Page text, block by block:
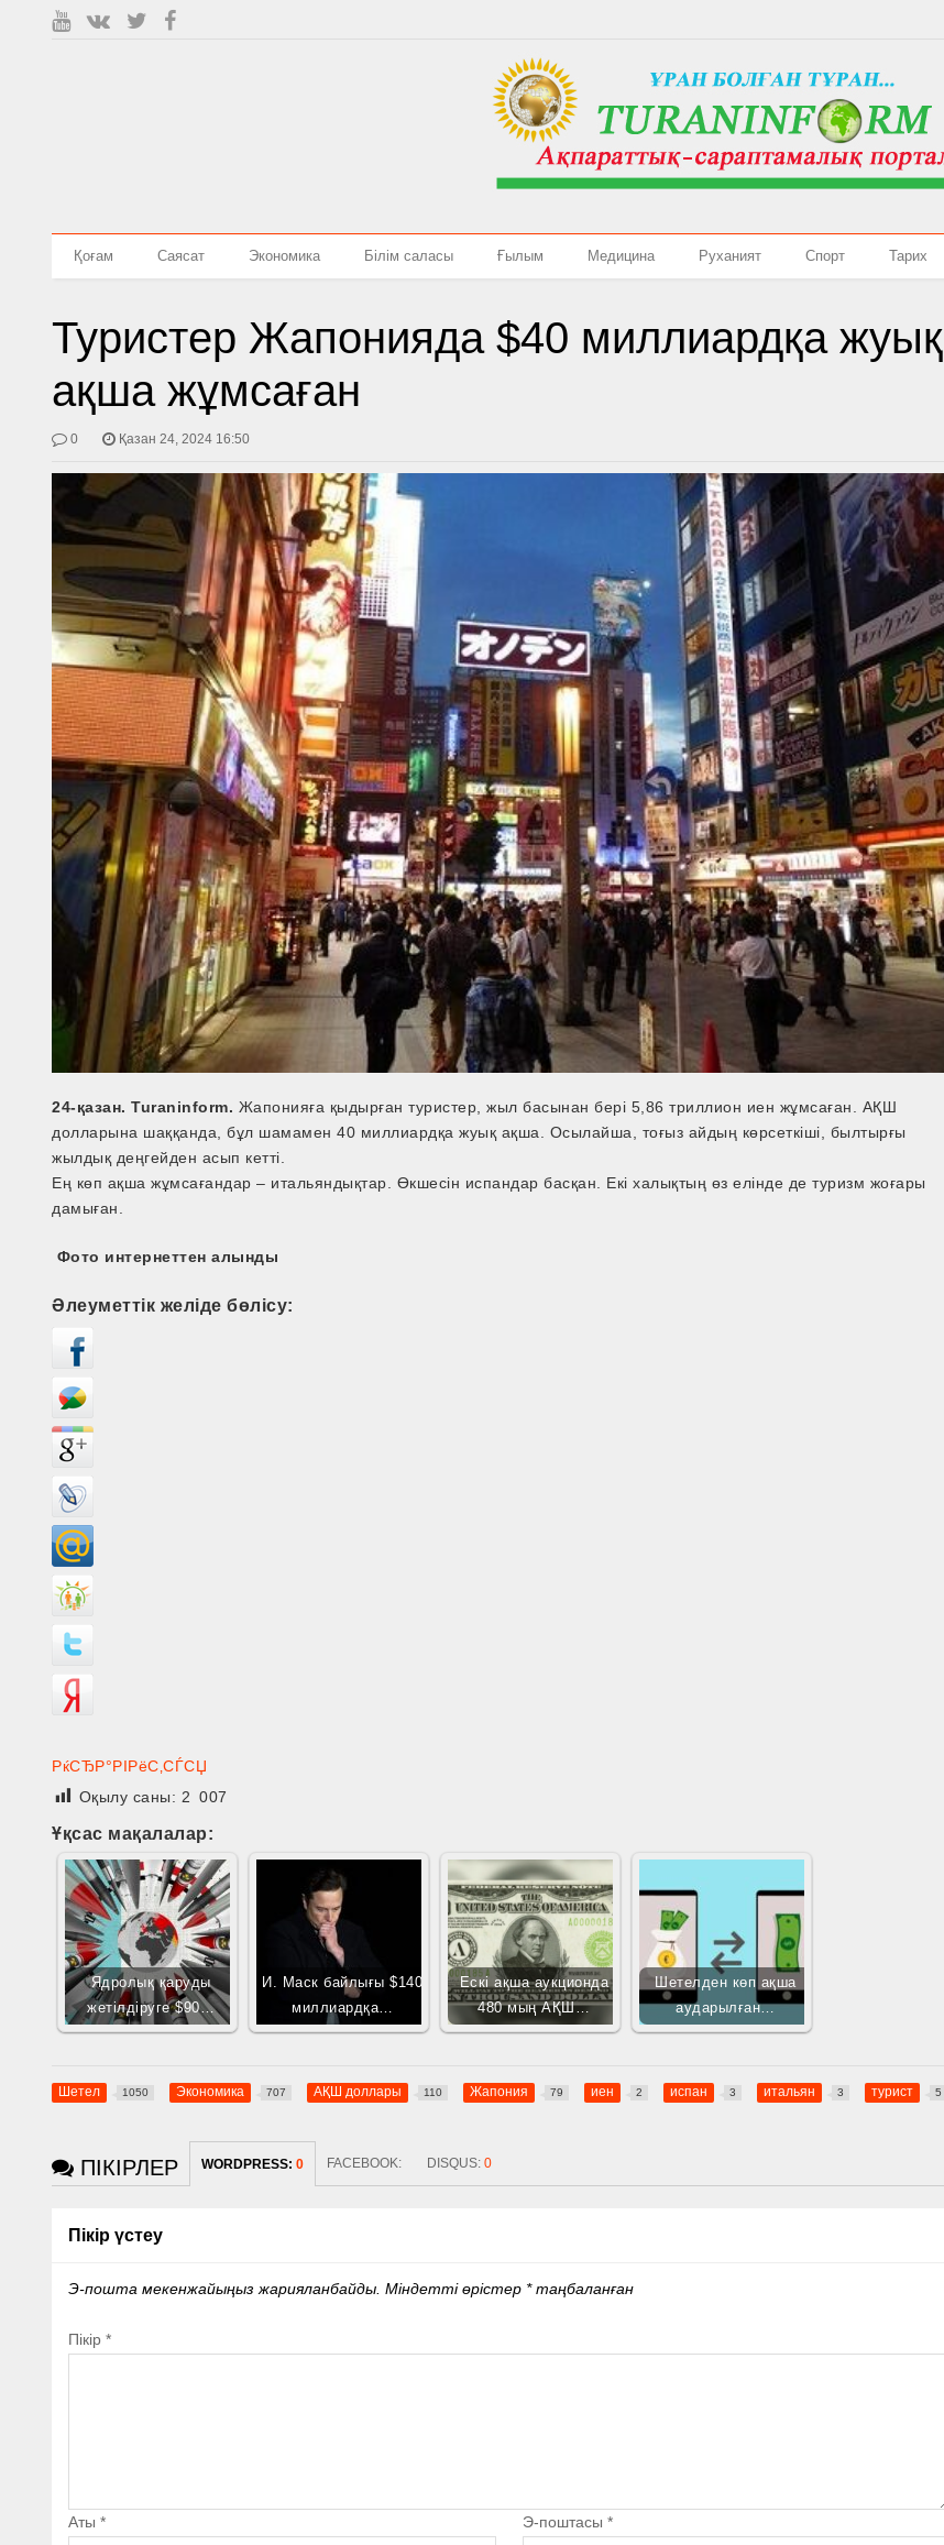
Қоғам Саясат Экономика Білім саласы Ғылым Медицина Руханият Спорт Тарих
Туристер Жапонияда $40 миллиардқа жуық
ақша жұмсаған
0 Қазан 24, 2024 16:50
24-қазан. Turaninform. Жапонияға қыдырған туристер, жыл басынан бері 5,86 триллион иен жұмсаған. АҚШ
долларына шаққанда, бұл шамамен 40 миллиардқа жуық ақша. Осылайша, тоғыз айдың көрсеткіші, былтырғы
жылдық деңгейден асып кетті.
Ең көп ақша жұмсағандар – итальяндықтар. Өкшесін испандар басқан. Екі халықтың өз елінде де туризм жоғары
дамыған.
Фото интернеттен алынды
Әлеуметтік желіде бөлісу:
РќСЂР°РІРёС‚СЃСЏ
Оқылу саны: 2 007
Ұқсас мақалалар:
Ядролық қаруды
жетілдіруге $90…
И. Маск байлығы $140
миллиардқа…
Ескі ақша аукционда
480 мың АҚШ…
Шетелден көп ақша
аударылған…
Шетел 1050 Экономика 707 АҚШ доллары 110 Жапония 79 иен 2 испан 3 итальян 3 турист 5
ПІКІРЛЕР WORDPRESS:0 FACEBOOK: DISQUS:0
Пікір үстеу
Э-пошта мекенжайыңыз жарияланбайды.Міндетті өрістер *таңбаланған
Пікір*
Аты* Э-поштасы*